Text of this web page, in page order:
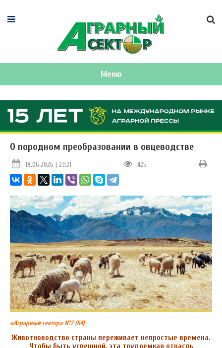
Меню
О породном преобразовании в овцеводстве
18.06.2026 | 23:21 425
«Аграрный сектор» №2 (64)
Животноводство страны переживает непростые времена.
Чтобы быть успешной, эта трудоемкая отрасль